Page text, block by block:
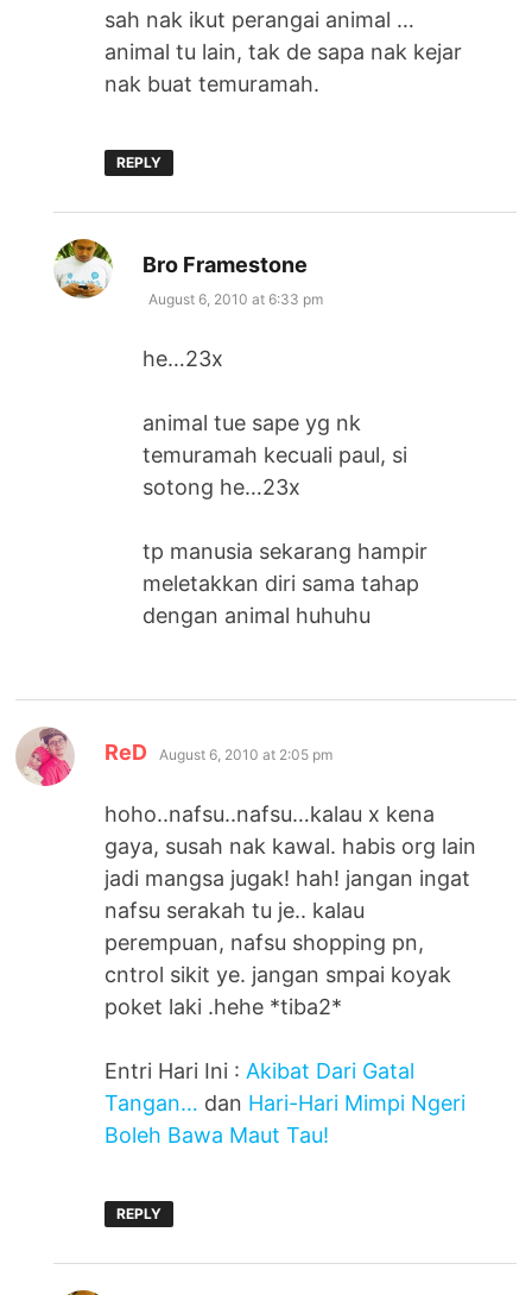
sah nak ikut perangai animal …
animal tu lain, tak de sapa nak kejar
nak buat temuramah.
REPLY
Bro Framestone
August 6, 2010 at 6:33 pm
he…23x
animal tue sape yg nk
temuramah kecuali paul, si
sotong he…23x
tp manusia sekarang hampir
meletakkan diri sama tahap
dengan animal huhuhu
ReD says:
August 6, 2010 at 2:05 pm
hoho..nafsu..nafsu…kalau x kena
gaya, susah nak kawal. habis org lain
jadi mangsa jugak! hah! jangan ingat
nafsu serakah tu je.. kalau
perempuan, nafsu shopping pn,
cntrol sikit ye. jangan smpai koyak
poket laki .hehe *tiba2*
Entri Hari Ini : Akibat Dari Gatal
Tangan… dan Hari-Hari Mimpi Ngeri
Boleh Bawa Maut Tau!
REPLY